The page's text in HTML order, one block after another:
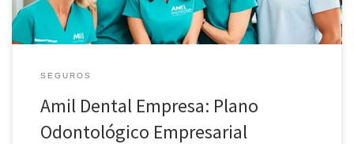
SEGUROS
Amil Dental Empresa: Plano
Odontológico Empresarial